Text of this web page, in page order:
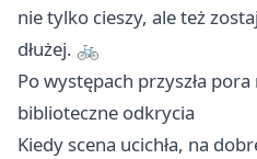
nie tylko cieszy, ale też
dłużej. 🚲
Po występach przyszła
biblioteczne odkrycia
Kiedy scena ucichła, na